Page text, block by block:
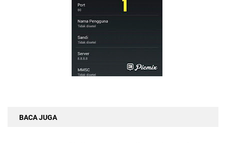
BACA JUGA